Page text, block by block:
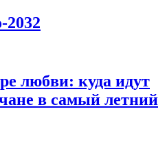
2032
любви: куда идут
в самый летний